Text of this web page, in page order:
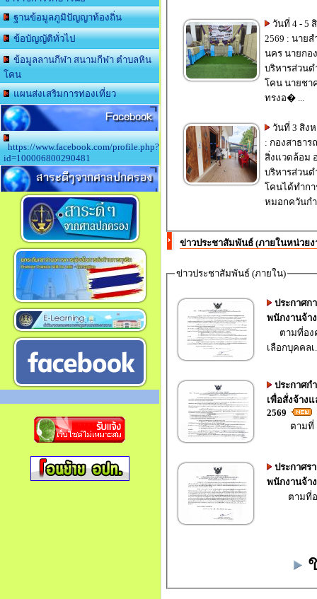
ฐานข้อมูลภูมิปัญญาท้องถิ่น
ข้อบัญญัติทั่วไป
ข้อมูลลานกีฬา สนามกีฬา ตำบลหิน
โคน
แผนส่งเสริมการท่องเที่ยว
Facebook
https://www.facebook.com/profile.php?
id=100006800290481
สาระดีๆจากศาลปกครอง
วันที่​ 4​ -​ 5
2569​ : นายส
นคร​ นายก​อ
บริหาร​ส่วน
โคน​ นายชา
ทรงอ� ...
วันที่ 3 สิง
: กองสาธา
สิ่งแวดล้อม
บริหารส่วน
โคนได้ทำก
หมอกควันก
ข่าวประชาสัมพันธ์ (ภายในหน่วยง
ข่าวประชาสัมพันธ์ (ภายใน)
ประกาศก
พนักงานจ้า
ตามที่องค์
เลือกบุคคลเ
ประกาศก
เพื่อสั่งจ้าง
2569
ตามที่ อง
ประกาศร
พนักงานจ้า
ตามที่องค์